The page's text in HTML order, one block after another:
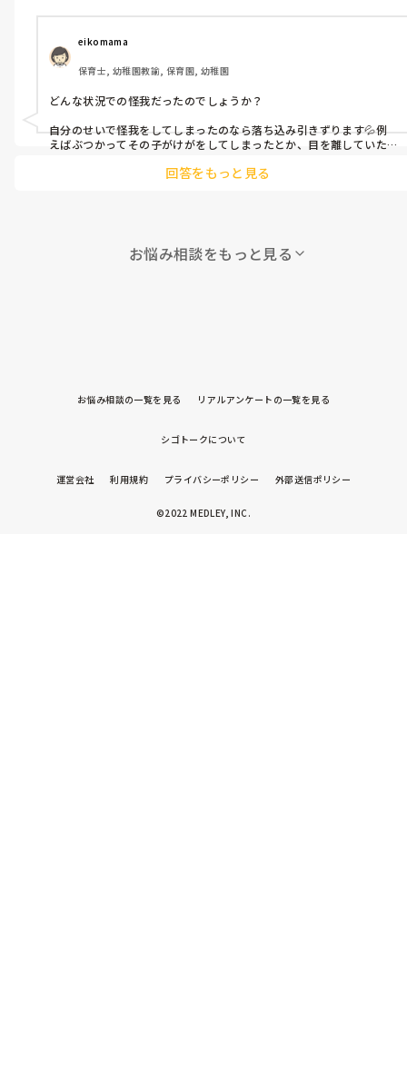
私は怪我をさせてしまって、結構落ち込み引きずりタイプです
が、皆さんは落ち込みますか？そのまま引きずりますか？
どう切り替えていけばいいのでしょうか。。
eikomama
保育士, 幼稚園教諭, 保育園, 幼稚園
どんな状況での怪我だったのでしょうか？
自分のせいで怪我をしてしまったのなら落ち込み引きずります💦例
えばぶつかってその子がけがをしてしまったとか、目を離していた
我なら割りきって、親がどうであれ仕方ない、と思うようにします。
回答をもっと見る
お悩み相談をもっと見る
お悩み相談の一覧を見る リアルアンケートの一覧を見る
シゴトークについて
運営会社 利用規約 プライバシーポリシー 外部送信ポリシー
©2022 MEDLEY, INC.